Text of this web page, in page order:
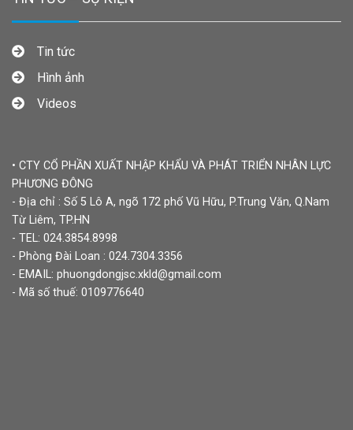
Tin tức
Hình ảnh
Videos
• CTY CỔ PHẦN XUẤT NHẬP KHẨU VÀ PHÁT TRIỂN NHÂN LỰC
PHƯƠNG ĐÔNG
- Địa chỉ : Số 5 Lô A, ngõ 172 phố Vũ Hữu, P.Trung Văn, Q.Nam
Từ Liêm, TP.HN
- TEL: 024.3854.8998
- Phòng Đài Loan : 024.7304.3356
- EMAIL: phuongdongjsc.xkld@gmail.com
- Mã số thuế: 0109776640